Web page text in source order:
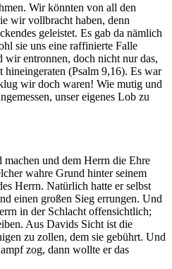
Wir könnten von all den
wir vollbracht haben, denn
geleistet. Es gab da nämlich
sie uns eine raffinierte Falle
wir entronnen, doch nicht nur das,
hineingeraten (Psalm 9,16). Es war
wir doch waren! Wie mutig und
unser eigenes Lob zu
und dem Herrn die Ehre
wahre Grund hinter seinem
Herrn. Natürlich hatte er selbst
einen großen Sieg errungen. Und
in der Schlacht offensichtlich;
Aus Davids Sicht ist die
zu zollen, dem sie gebührt. Und
zog, dann wollte er das